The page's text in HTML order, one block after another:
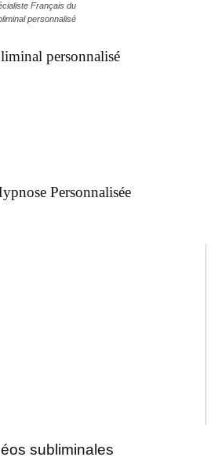
Français du
personnalisé
personnalisé
Personnalisée
subliminales